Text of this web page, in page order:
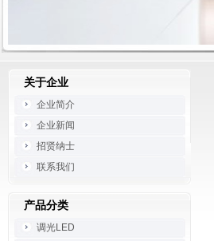
关于企业
企业简介
企业新闻
招贤纳士
联系我们
产品分类
调光LED